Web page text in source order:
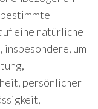
eine natürliche
insbesondere, um
persönlicher